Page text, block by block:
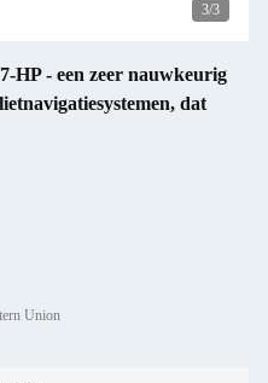
3/3
HP - een zeer nauwkeurig
dat
Union